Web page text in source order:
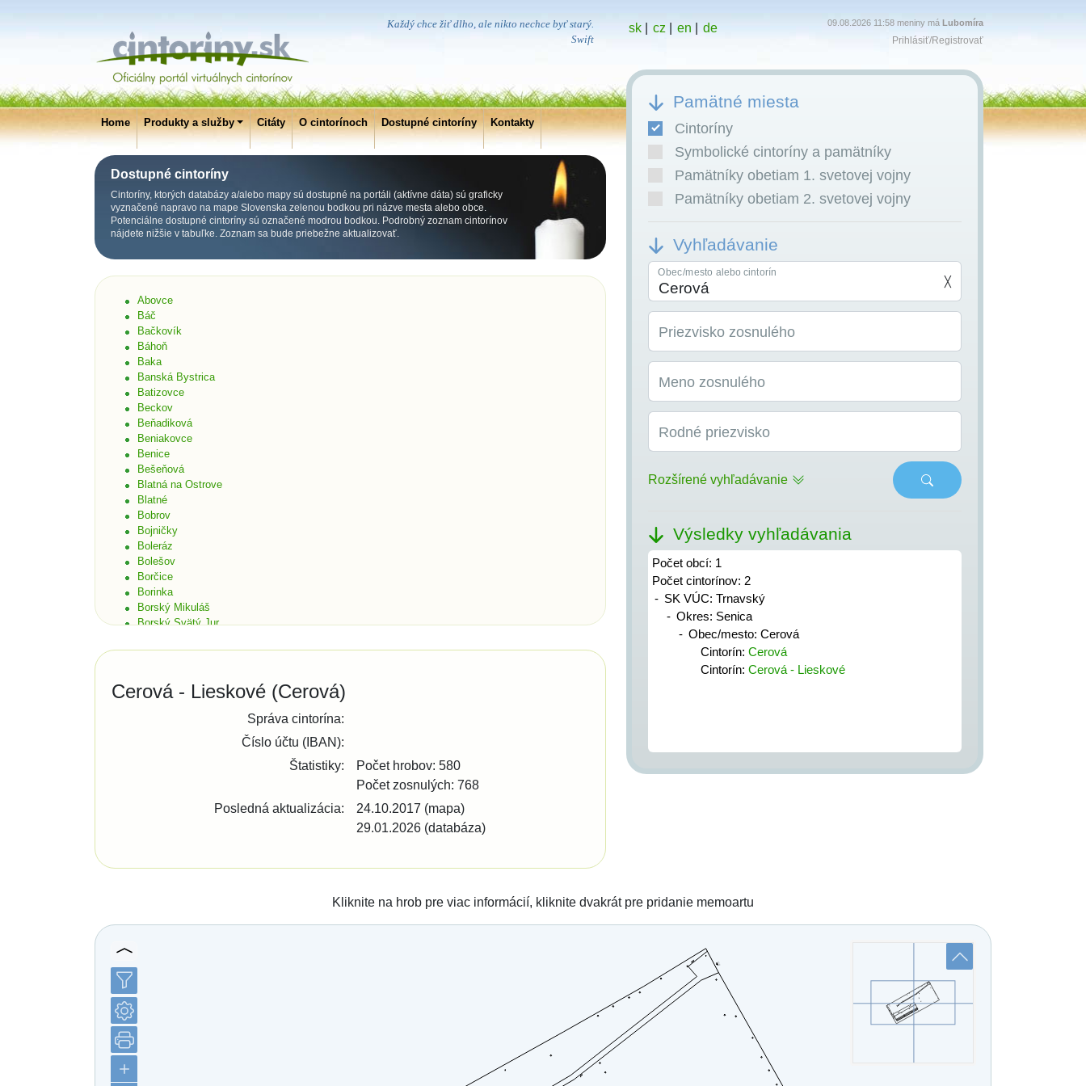
Každý chce žiť dlho, ale nikto nechce byť starý.
Swift
Home Produkty a služby Citáty O cintorínoch Dostupné cintoríny Kontakty
Dostupné cintoríny
Cintoríny, ktorých databázy a/alebo mapy sú dostupné na portáli (aktívne dáta) sú graficky
vyznačené napravo na mape Slovenska zelenou bodkou pri názve mesta alebo obce.
Potenciálne dostupné cintoríny sú označené modrou bodkou. Podrobný zoznam cintorínov
nájdete nižšie v tabuľke. Zoznam sa bude priebežne aktualizovať.
sk| cz en de 09.08.2026 11:58 meniny má Lubomíra
Prihlásiť/Registrovať
Pamätné miesta
Cintoríny
Symbolické cintoríny a pamätníky
Pamätníky obetiam 1. svetovej vojny
Pamätníky obetiam 2. svetovej vojny
Vyhľadávanie
Obec/mesto alebo cintorín
╳
Priezvisko zosnulého
Meno zosnulého
Rodné priezvisko
Rozšírené vyhľadávanie
Výsledky vyhľadávania
Počet obcí: 1
Počet cintorínov: 2
SK VÚC: Trnavský
Okres: Senica
Obec/mesto: Cerová
Cintorín: Cerová
Cintorín: Cerová - Lieskové
Abovce
Báč
Bačkovík
Báhoň
Baka
Banská Bystrica
Batizovce
Beckov
Beňadiková
Beniakovce
Benice
Bešeňová
Blatná na Ostrove
Blatné
Bobrov
Bojničky
Boleráz
Bolešov
Borčice
Borinka
Borský Mikuláš
Borský Svätý Jur
Bratislava
Bratislava - Devín
Bratislava - Dúbravka
Bratislava - Karlova Ves
Bratislava - Podunajské Biskupice
Bratislava - Ružinov
Bratislava - Záhorská Bystrica
Cerová - Lieskové (Cerová)
Správa cintorína:
Číslo účtu (IBAN):
Štatistiky:
Počet hrobov: 580
Počet zosnulých: 768
Posledná aktualizácia:
24.10.2017 (mapa)
29.01.2026 (databáza)
Kliknite na hrob pre viac informácií, kliknite dvakrát pre pridanie memoartu